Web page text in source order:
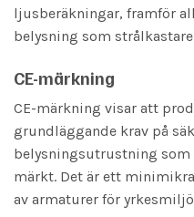
ljusberäkningar, framför
belysning som
CE-märkning
CE-märkning visar att
grundläggande krav på
belysningsutrustning som
märkt. Det är ett
av armaturer för